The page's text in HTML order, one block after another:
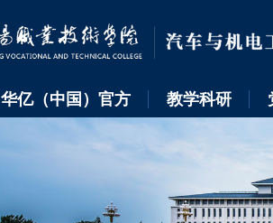
华亿（中国）官方 教学科研